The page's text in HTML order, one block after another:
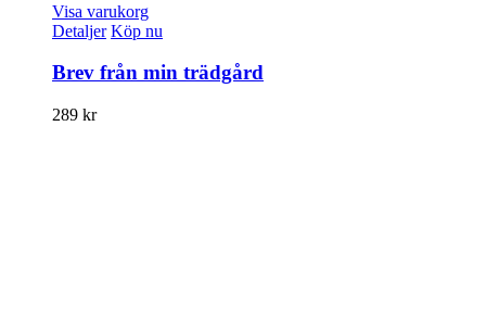
Visa varukorg
Detaljer Köp nu
Brev från min trädgård
289 kr